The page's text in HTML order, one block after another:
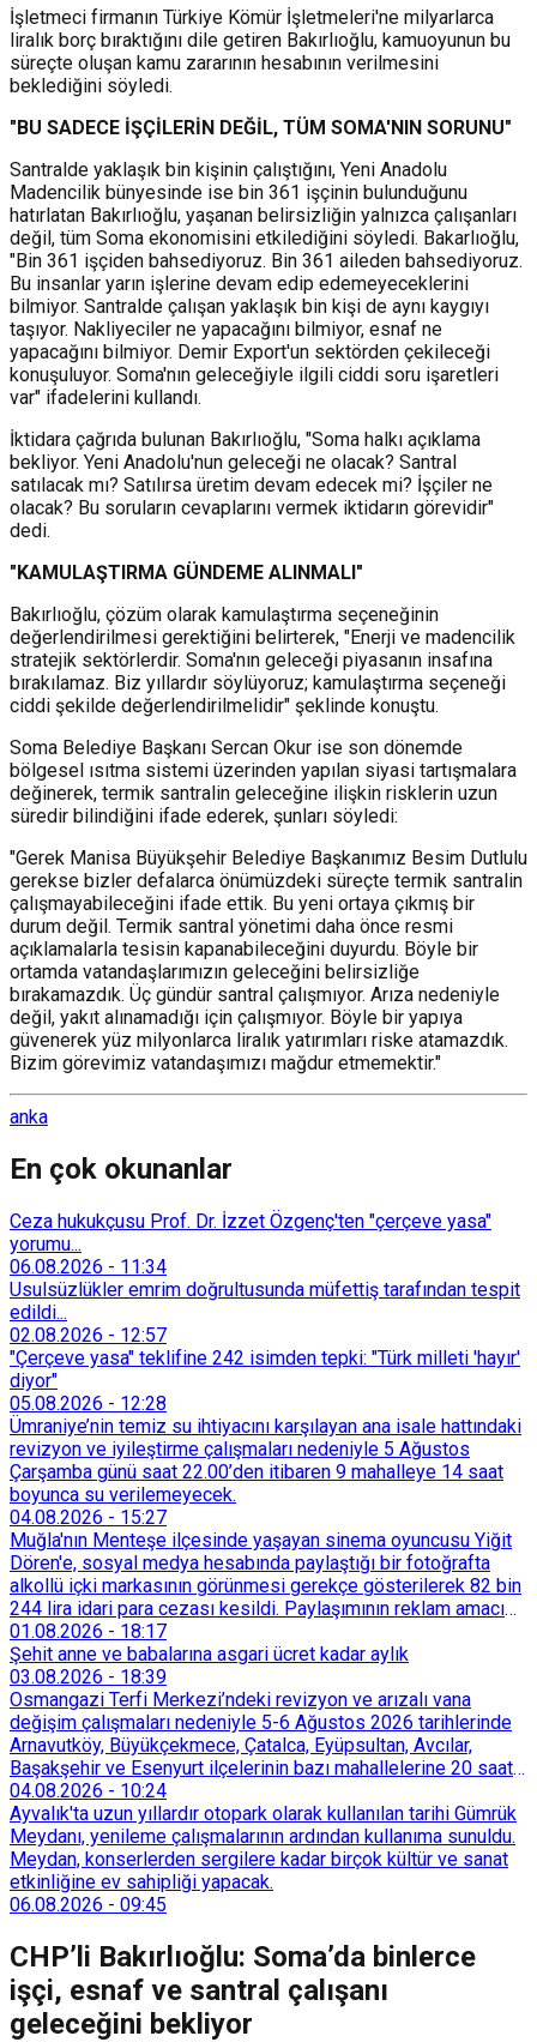
İşletmeci firmanın Türkiye Kömür İşletmeleri'ne milyarlarca
liralık borç bıraktığını dile getiren Bakırlıoğlu, kamuoyunun bu
süreçte oluşan kamu zararının hesabının verilmesini
beklediğini söyledi.
"BU SADECE İŞÇİLERİN DEĞİL, TÜM SOMA'NIN SORUNU"
Santralde yaklaşık bin kişinin çalıştığını, Yeni Anadolu
Madencilik bünyesinde ise bin 361 işçinin bulunduğunu
hatırlatan Bakırlıoğlu, yaşanan belirsizliğin yalnızca çalışanları
değil, tüm Soma ekonomisini etkilediğini söyledi. Bakarlıoğlu,
"Bin 361 işçiden bahsediyoruz. Bin 361 aileden bahsediyoruz.
Bu insanlar yarın işlerine devam edip edemeyeceklerini
bilmiyor. Santralde çalışan yaklaşık bin kişi de aynı kaygıyı
taşıyor. Nakliyeciler ne yapacağını bilmiyor, esnaf ne
yapacağını bilmiyor. Demir Export'un sektörden çekileceği
konuşuluyor. Soma'nın geleceğiyle ilgili ciddi soru işaretleri
var" ifadelerini kullandı.
İktidara çağrıda bulunan Bakırlıoğlu, "Soma halkı açıklama
bekliyor. Yeni Anadolu'nun geleceği ne olacak? Santral
satılacak mı? Satılırsa üretim devam edecek mi? İşçiler ne
olacak? Bu soruların cevaplarını vermek iktidarın görevidir"
dedi.
"KAMULAŞTIRMA GÜNDEME ALINMALI"
Bakırlıoğlu, çözüm olarak kamulaştırma seçeneğinin
değerlendirilmesi gerektiğini belirterek, "Enerji ve madencilik
stratejik sektörlerdir. Soma'nın geleceği piyasanın insafına
bırakılamaz. Biz yıllardır söylüyoruz; kamulaştırma seçeneği
ciddi şekilde değerlendirilmelidir" şeklinde konuştu.
Soma Belediye Başkanı Sercan Okur ise son dönemde
bölgesel ısıtma sistemi üzerinden yapılan siyasi tartışmalara
değinerek, termik santralin geleceğine ilişkin risklerin uzun
süredir bilindiğini ifade ederek, şunları söyledi:
"Gerek Manisa Büyükşehir Belediye Başkanımız Besim Dutlulu
gerekse bizler defalarca önümüzdeki süreçte termik santralin
çalışmayabileceğini ifade ettik. Bu yeni ortaya çıkmış bir
durum değil. Termik santral yönetimi daha önce resmi
açıklamalarla tesisin kapanabileceğini duyurdu. Böyle bir
ortamda vatandaşlarımızın geleceğini belirsizliğe
bırakamazdık. Üç gündür santral çalışmıyor. Arıza nedeniyle
değil, yakıt alınamadığı için çalışmıyor. Böyle bir yapıya
güvenerek yüz milyonlarca liralık yatırımları riske atamazdık.
Bizim görevimiz vatandaşımızı mağdur etmemektir."
anka
En çok okunanlar
Ceza hukukçusu Prof. Dr. İzzet Özgenç'ten "çerçeve yasa"
yorumu...
06.08.2026 - 11:34
Usulsüzlükler emrim doğrultusunda müfettiş tarafından tespit
edildi...
02.08.2026 - 12:57
"Çerçeve yasa" teklifine 242 isimden tepki: "Türk milleti 'hayır'
diyor"
05.08.2026 - 12:28
Ümraniye’nin temiz su ihtiyacını karşılayan ana isale hattındaki
revizyon ve iyileştirme çalışmaları nedeniyle 5 Ağustos
Çarşamba günü saat 22.00’den itibaren 9 mahalleye 14 saat
boyunca su verilemeyecek.
04.08.2026 - 15:27
Muğla'nın Menteşe ilçesinde yaşayan sinema oyuncusu Yiğit
Dören'e, sosyal medya hesabında paylaştığı bir fotoğrafta
alkollü içki markasının görünmesi gerekçe gösterilerek 82 bin
244 lira idari para cezası kesildi. Paylaşımının reklam amacı
taşımadığını savunan Dören, cezanın iptali için yargıya
başvurdu.
01.08.2026 - 18:17
Şehit anne ve babalarına asgari ücret kadar aylık
03.08.2026 - 18:39
Osmangazi Terfi Merkezi’ndeki revizyon ve arızalı vana
değişim çalışmaları nedeniyle 5-6 Ağustos 2026 tarihlerinde
Arnavutköy, Büyükçekmece, Çatalca, Eyüpsultan, Avcılar,
Başakşehir ve Esenyurt ilçelerinin bazı mahallelerine 20 saat
süreyle su verilemeyecek.
04.08.2026 - 10:24
Ayvalık'ta uzun yıllardır otopark olarak kullanılan tarihi Gümrük
Meydanı, yenileme çalışmalarının ardından kullanıma sunuldu.
Meydan, konserlerden sergilere kadar birçok kültür ve sanat
etkinliğine ev sahipliği yapacak.
06.08.2026 - 09:45
CHP’li Bakırlıoğlu: Soma’da binlerce
işçi, esnaf ve santral çalışanı
geleceğini bekliyor